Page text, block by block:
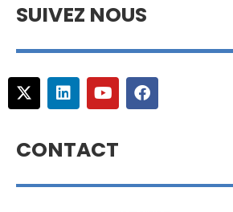
SUIVEZ NOUS
CONTACT